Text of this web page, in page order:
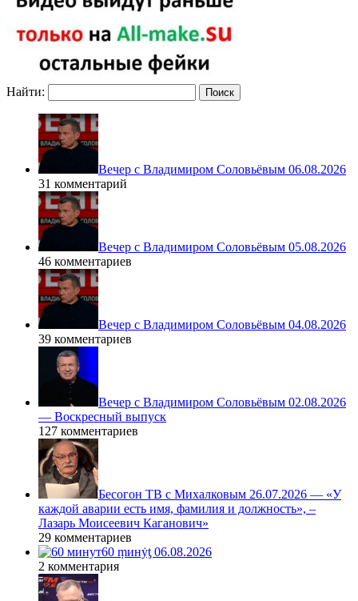
Найти:
Вечер с Владимиром Соловьёвым 06.08.2026
31 комментарий
Вечер с Владимиром Соловьёвым 05.08.2026
46 комментариев
Вечер с Владимиром Соловьёвым 04.08.2026
39 комментариев
Вечер с Владимиром Соловьёвым 02.08.2026
— Воскресный выпуск
127 комментариев
Бесогон ТВ с Михалковым 26.07.2026 — «У
каждой аварии есть имя, фамилия и должность», –
Лазарь Моисеевич Каганович»
29 комментариев
60 ṃинẏƫ 06.08.2026
2 комментария